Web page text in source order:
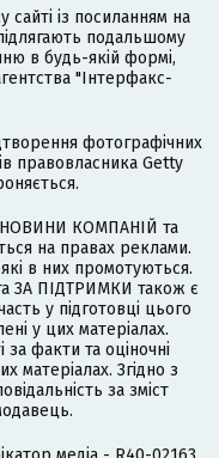
сайті із посиланням на
подальшому
в будь-якій формі,
"Інтерфакс-
фотографічних
правовласника Getty
НОВИНИ КОМПАНІЙ та
на правах реклами.
в них промотуються.
ЗА ПІДТРИМКИ також є
у підготовці цього
у цих матеріалах.
за факти та оціночні
матеріалах. Згідно з
за зміст